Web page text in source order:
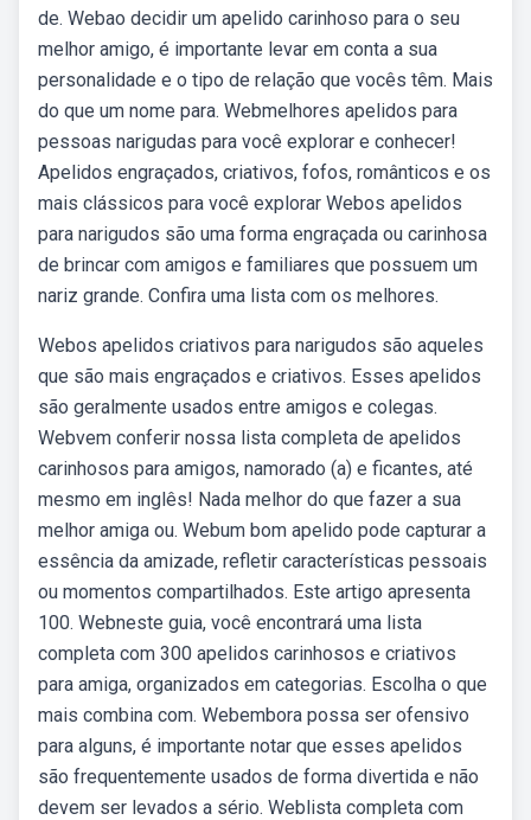
de. Webao decidir um apelido carinhoso para o seu
melhor amigo, é importante levar em conta a sua
personalidade e o tipo de relação que vocês têm. Mais
do que um nome para. Webmelhores apelidos para
pessoas narigudas para você explorar e conhecer!
Apelidos engraçados, criativos, fofos, românticos e os
mais clássicos para você explorar Webos apelidos
para narigudos são uma forma engraçada ou carinhosa
de brincar com amigos e familiares que possuem um
nariz grande. Confira uma lista com os melhores.
Webos apelidos criativos para narigudos são aqueles
que são mais engraçados e criativos. Esses apelidos
são geralmente usados entre amigos e colegas.
Webvem conferir nossa lista completa de apelidos
carinhosos para amigos, namorado (a) e ficantes, até
mesmo em inglês! Nada melhor do que fazer a sua
melhor amiga ou. Webum bom apelido pode capturar a
essência da amizade, refletir características pessoais
ou momentos compartilhados. Este artigo apresenta
100. Webneste guia, você encontrará uma lista
completa com 300 apelidos carinhosos e criativos
para amiga, organizados em categorias. Escolha o que
mais combina com. Webembora possa ser ofensivo
para alguns, é importante notar que esses apelidos
são frequentemente usados de forma divertida e não
devem ser levados a sério. Weblista completa com